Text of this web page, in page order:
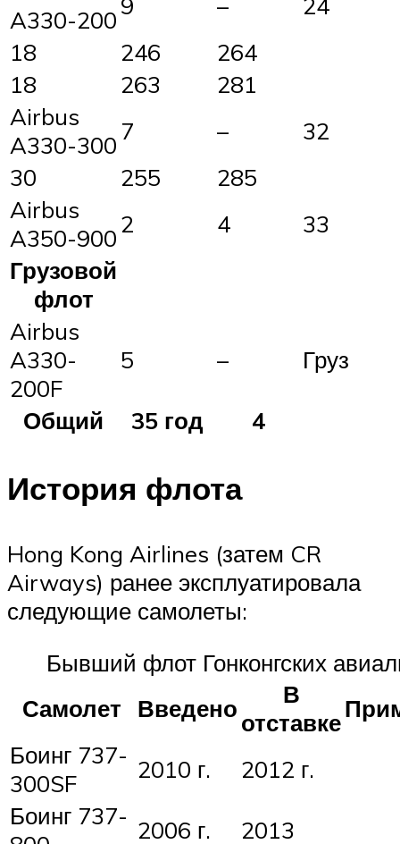
A330-200
18
246
264
18
263
281
Airbus
A330-300 7 –
32
30
255
285
Airbus
A350-9002 4
33
Грузовой
флот
Airbus
A330-
200F
5 – Груз
Общий 35 год 4
История флота
Hong Kong Airlines (затем CR
Airways) ранее эксплуатировала
следующие самолеты:
Бывший флот Гонконгских
Самолет
Введено
В
отставке
Боинг 737-
300SF
2010 г.
2012 г.
Боинг 737- 2006 г. 2013